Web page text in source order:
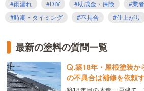
#雨漏れ
#DIY #助成金・保険
#業
#時期・タイミング
#不具合 #仕上がり
最新の塗料の質問一覧
.築18年・屋根塗装か
の不具合は補修を依頼